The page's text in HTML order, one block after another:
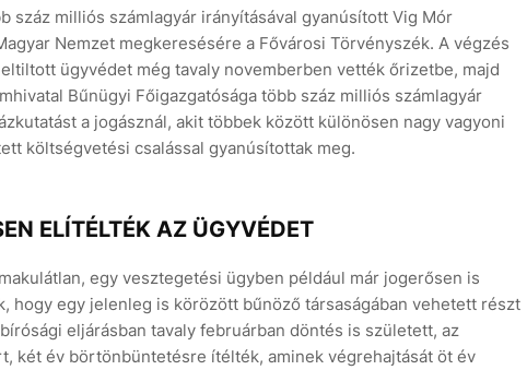
száz milliós számlagyár irányításával gyanúsított Vig Mór
Nemzet megkeresésére a Fővárosi Törvényszék. A végzés
ügyvédet még tavaly novemberben vették őrizetbe, majd
Bűnügyi Főigazgatósága több száz milliós számlagyár
a jogásznál, akit többek között különösen nagy vagyoni
költségvetési csalással gyanúsítottak meg.
ELÍTÉLTÉK AZ ÜGYVÉDET
egy vesztegetési ügyben például már jogerősen is
hogy egy jelenleg is körözött bűnöző társaságában vehetett részt
eljárásban tavaly februárban döntés is született, az
két év börtönbüntetésre ítélték, aminek végrehajtását öt év